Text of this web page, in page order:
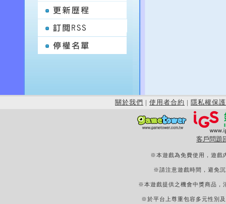
關於我們 | 使用者合約 | 隱私權保護
客戶問題
※本遊戲為免費使用，遊戲
※請注意遊戲時間，避免
※本遊戲提供之機會中獎商品，
※於平台上尊重包容多元性別